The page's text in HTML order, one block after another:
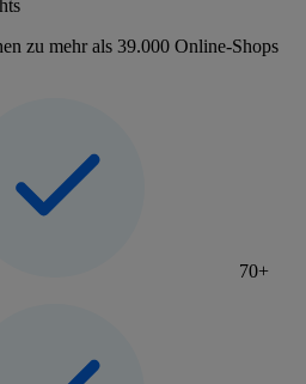
zu mehr als 39.000 Online-Shops
70+